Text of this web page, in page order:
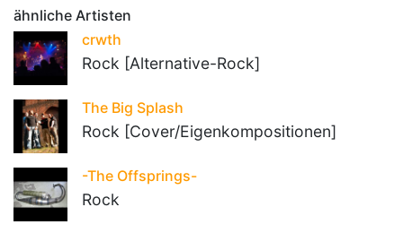
ähnliche Artisten
crwth
Rock [Alternative-Rock]
The Big Splash
Rock [Cover/Eigenkompositionen]
-The Offsprings-
Rock